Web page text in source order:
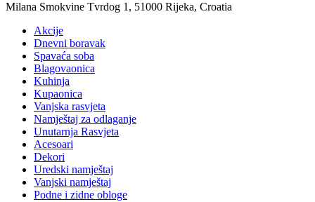
Milana Smokvine Tvrdog 1, 51000 Rijeka, Croatia
Akcije
Dnevni boravak
Spavaća soba
Blagovaonica
Kuhinja
Kupaonica
Vanjska rasvjeta
Namještaj za odlaganje
Unutarnja Rasvjeta
Acesoari
Dekori
Uredski namještaj
Vanjski namještaj
Podne i zidne obloge